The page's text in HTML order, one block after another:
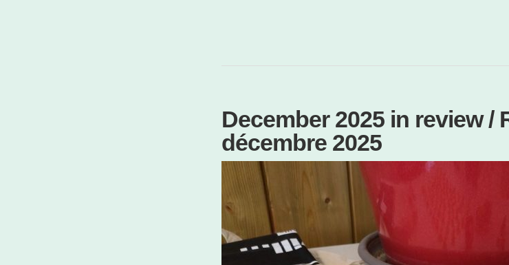
December 2025 in review /
décembre 2025